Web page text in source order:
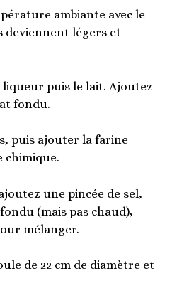
ambiante avec le
deviennent légers et
puis le lait. Ajoutez
fondu.
puis ajouter la farine
chimique.
une pincée de sel,
(mais pas chaud),
mélanger.
de 22 cm de diamètre et